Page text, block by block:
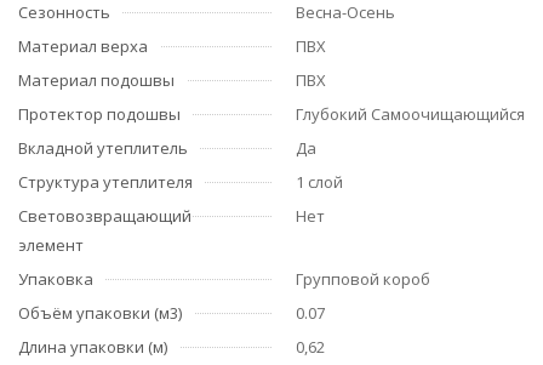
Сезонность
Весна-Осень
Материал верха
ПВХ
Материал подошвы
ПВХ
Протектор подошвы
Глубокий Самоочищающийся
Вкладной утеплитель
Да
Структура утеплителя
1 слой
Световозвращающий
элемент
Нет
Упаковка
Групповой короб
Объём упаковки (м3)
0.07
Длина упаковки (м)
0,62